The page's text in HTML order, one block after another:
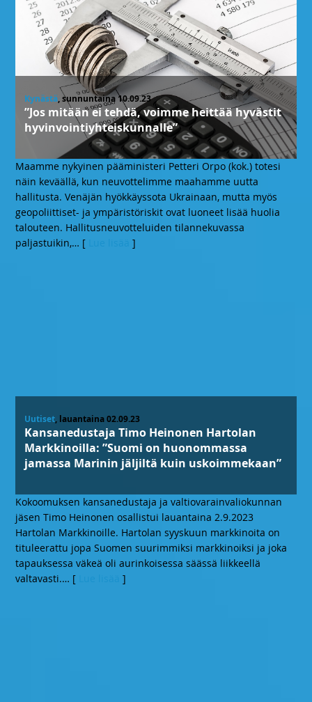
Kynästä, sunnuntaina 10.09.23
”Jos mitään ei tehdä, voimme heittää hyvästit
hyvinvointiyhteiskunnalle”
Maamme nykyinen pääministeri Petteri Orpo (kok.) totesi
näin keväällä, kun neuvottelimme maahamme uutta
hallitusta. Venäjän hyökkäyssota Ukrainaan, mutta myös
geopoliittiset- ja ympäristöriskit ovat luoneet lisää huolia
talouteen. Hallitusneuvotteluiden tilannekuvassa
paljastuikin,… [ ]
Uutiset, lauantaina 02.09.23
Kansanedustaja Timo Heinonen Hartolan
Markkinoilla: ”Suomi on huonommassa
jamassa Marinin jäljiltä kuin uskoimmekaan”
Kokoomuksen kansanedustaja ja valtiovarainvaliokunnan
jäsen Timo Heinonen osallistui lauantaina 2.9.2023
Hartolan Markkinoille. Hartolan syyskuun markkinoita on
tituleerattu jopa Suomen suurimmiksi markkinoiksi ja joka
tapauksessa väkeä oli aurinkoisessa säässä liikkeellä
valtavasti.… [ ]